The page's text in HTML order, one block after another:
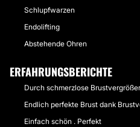
Schlupfwarzen
Endolifting
Abstehende Ohren
ERFAHRUNGSBERICHTE
Durch schmerzlose
Endlich perfekte Brust dank
Einfach schön . Perfekt